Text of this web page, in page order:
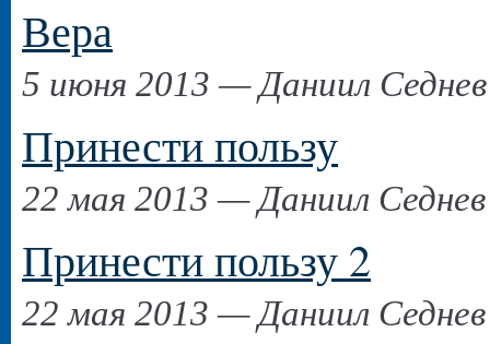
Вера
5 июня 2013 — Даниил Седнев
Принести пользу
22 мая 2013 — Даниил Седнев
Принести пользу 2
22 мая 2013 — Даниил Седнев